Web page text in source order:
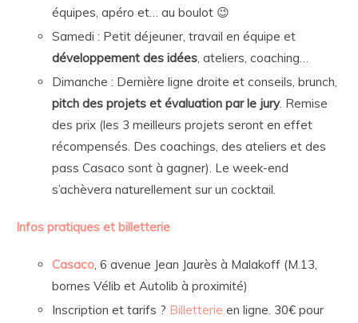
équipes, apéro et… au boulot 😉
Samedi : Petit déjeuner, travail en équipe et
développement des idées, ateliers, coaching…
Dimanche : Dernière ligne droite et conseils, brunch,
pitch des projets et évaluation par le jury. Remise
des prix (les 3 meilleurs projets seront en effet
récompensés. Des coachings, des ateliers et des
pass Casaco sont à gagner). Le week-end
s’achèvera naturellement sur un cocktail.
Infos pratiques et billetterie
Casaco, 6 avenue Jean Jaurès à Malakoff (M.13,
bornes Vélib et Autolib à proximité)
Inscription et tarifs ? Billetterie en ligne. 30€ pour